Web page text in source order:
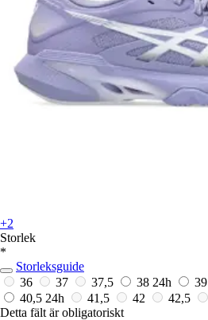
+2
Storlek
*
Storleksguide
36
37 37,5 38 24h 39
40,5 24h 41,5 42 42,5
Detta fält är obligatoriskt